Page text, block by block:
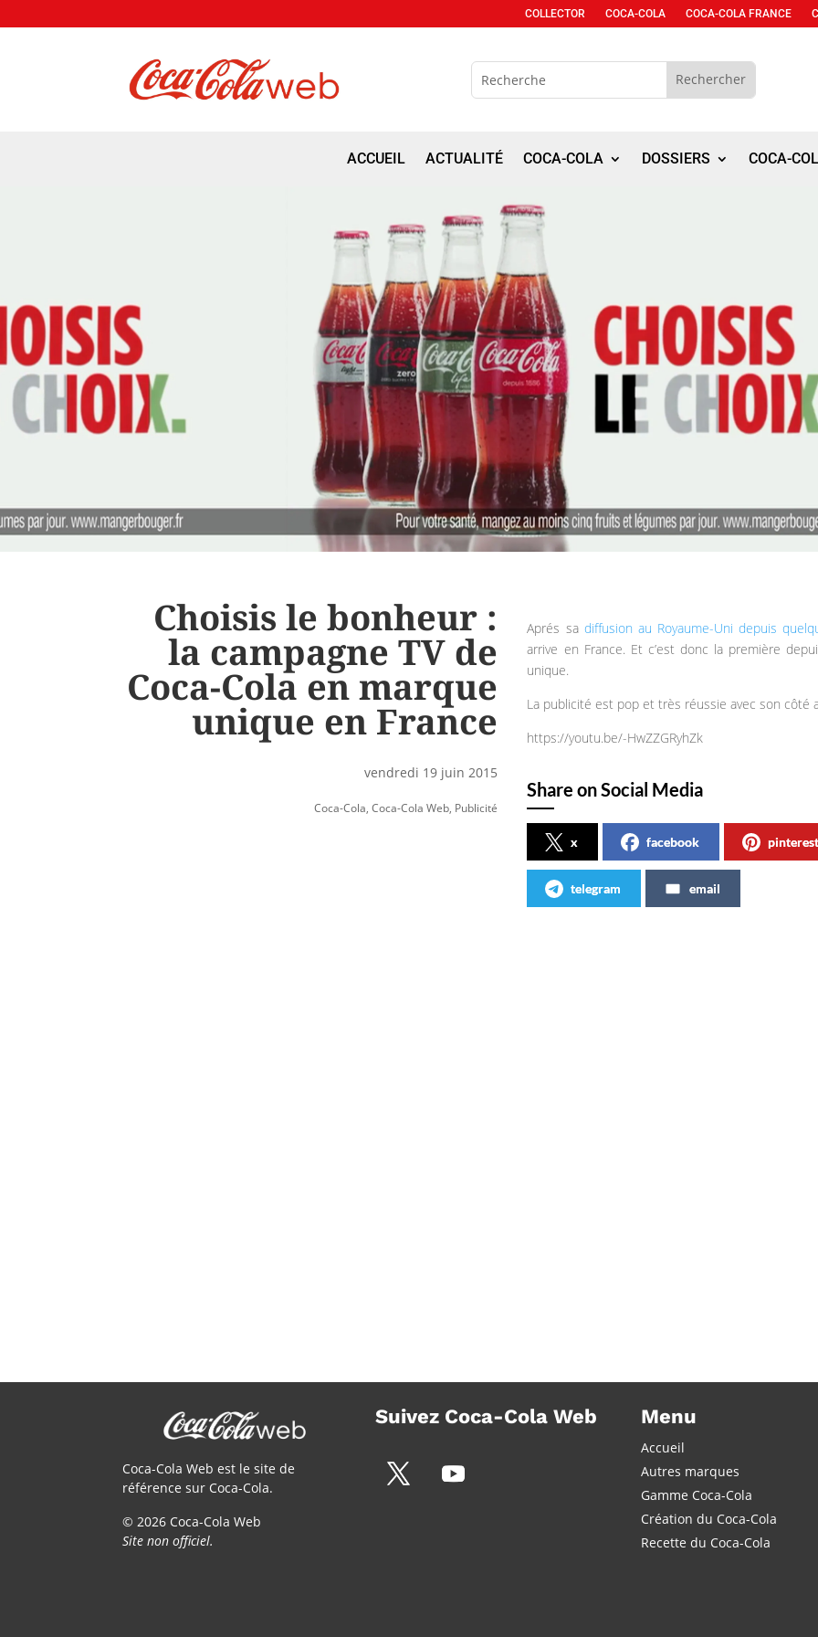
COLLECTOR COCA-COLA COCA-COLA FRANCE
ACCUEIL ACTUALITÉ COCA-COLA DOSSIERS COCA-
Choisis le bonheur :
la campagne TV de
Coca-Cola en marque
unique en France
vendredi 19 juin 2015
Coca-Cola,Coca-Cola Web, Publicité
Aprés sa diffusion au Royaume-Uni depuis
arrive en France. Et c’est donc la première
unique.
La publicité est pop et très réussie avec son côté
https://youtu.be/-HwZZGRyhZk
Share on Social Media
x facebook pinterest
telegram email
Coca-Cola Web est le site de
référence sur Coca-Cola.
© 2026 Coca-Cola Web
Site non officiel.
Suivez Coca-Cola Web Menu
Accueil
Autres marques
Gamme Coca-Cola
Création du Coca-Cola
Recette du Coca-Cola